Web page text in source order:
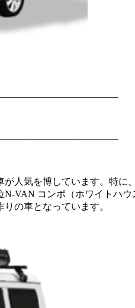
人気を博しています。特
VAN コンポ（ホワイトハ
の車となっています。